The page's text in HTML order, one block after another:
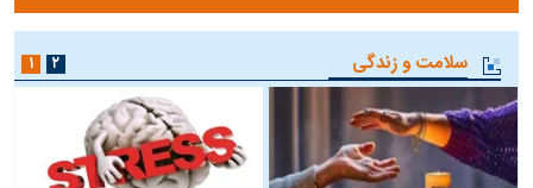
سلامت و زندگی ۱ ۲